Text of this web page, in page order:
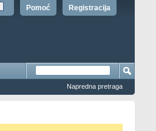
Registracija
Pomoć
Napredna pretraga